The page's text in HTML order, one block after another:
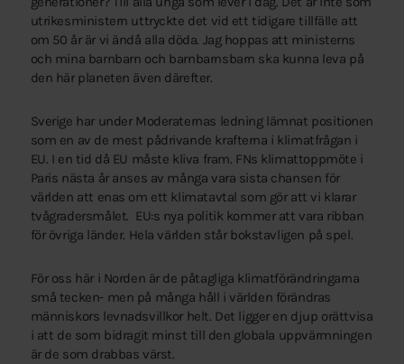
utrikesministern uttryckte det vid ett tidigare tillfälle att
om 50 år är vi ändå alla döda. Jag hoppas att ministerns
och mina barnbarn och barnbarnsbarn ska kunna leva på
den här planeten även därefter.
Sverige har under Moderaternas ledning lämnat positionen
som en av de mest pådrivande krafterna i klimatfrågan i
EU. I en tid då EU måste kliva fram. FNs klimattoppmöte i
Paris nästa år anses av många vara sista chansen för
världen att enas om ett klimatavtal som gör att vi klarar
tvågradersmålet. EU:s nya politik kommer att vara ribban
för övriga länder. Hela världen står bokstavligen på spel.
För oss här i Norden är de påtagliga klimatförändringarna
små tecken- men på många håll i världen förändras
människors levnadsvillkor helt. Det ligger en djup orättvisa
i att de som bidragit minst till den globala uppvärmningen
är de som drabbas värst.